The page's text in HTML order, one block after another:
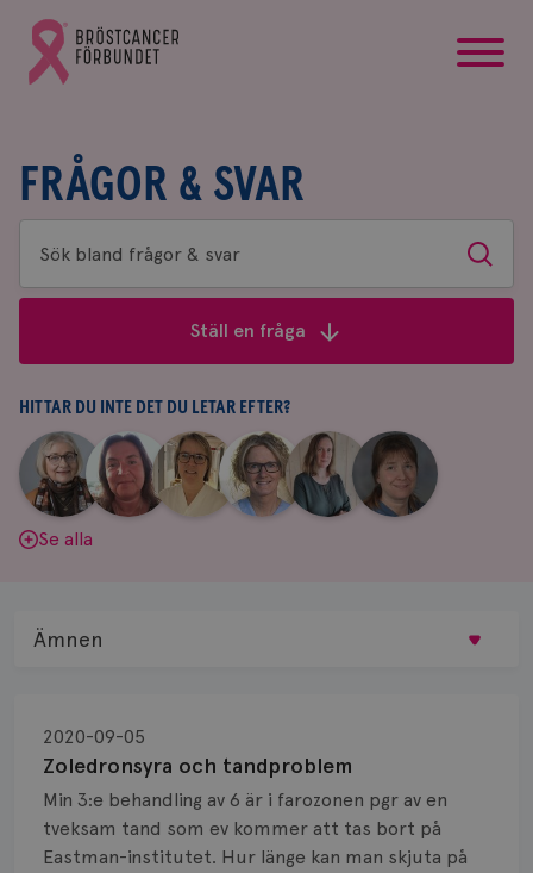
Gå
till
Bröstcancerförbundets
FRÅGOR & SVAR
Sök
bland
&
svar
Sök
Ställ en fråga
HITTAR DU INTE DET DU LETAR EFTER?
Aina
Johnsson
|
Anne
Andersson
Fredrika
Killander
|
Jeanette
Bäcklund
|
Maria
Edegran
|
Yvette
Andersson
Se alla
Zoledronsyra och tandproblem
2020-09-05
Min 3:e behandling av 6 är i farozonen pgr av en
tveksam tand som ev kommer att tas bort på
Eastman-institutet. Hur länge kan man skjuta på
Ämnen
Biopsi
Biverkningar
Bröstvårta